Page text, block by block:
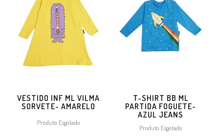
VESTIDO INF ML VILMA
SORVETE- AMARELO
Produto Esgotado
T-SHIRT BB ML
PARTIDA FOGUETE-
AZUL JEANS
Produto Esgotado